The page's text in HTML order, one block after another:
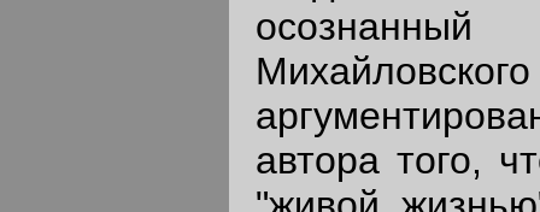
автора того,